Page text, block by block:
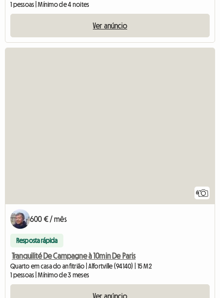
1 pessoas | Mínimo de 4 noites
Ver anúncio
6
600 € / mês
Resposta rápida
Tranquilité De Campagne à 10min De Paris
Quarto em casa do anfitrião | Alfortville (94140) | 15 M2
1 pessoas | Mínimo de 3 meses
Ver anúncio